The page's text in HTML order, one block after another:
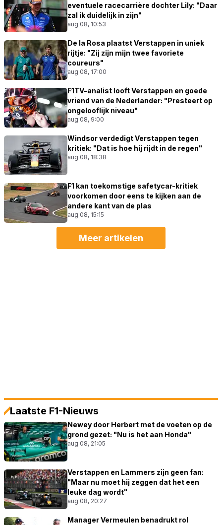
eventuele racecarrière dochter Lily: "Daar
zal ik duidelijk in zijn"
aug 08, 10:53
De la Rosa plaatst Verstappen in uniek
rijtje: "Zij zijn mijn twee favoriete
coureurs"
aug 08, 17:00
F1TV-analist looft Verstappen en goede
vriend van de Nederlander: "Presteert op
ongelooflijk niveau"
aug 08, 9:00
Windsor verdedigt Verstappen tegen
kritiek: "Dat is hoe hij rijdt in de regen"
aug 08, 18:38
F1 kan toekomstige safetycar-kritiek
voorkomen door eens te kijken aan de
andere kant van de plas
aug 08, 15:15
Meer artikelen
Laatste F1-Nieuws
Newey door Herbert met de voeten op de
grond gezet: "Nu is het aan Honda"
aug 08, 21:05
Verstappen en Lammers zijn geen fan:
"Maar nu moet hij zeggen dat het een
leuke dag wordt"
aug 08, 20:27
Manager Vermeulen benadrukt rol